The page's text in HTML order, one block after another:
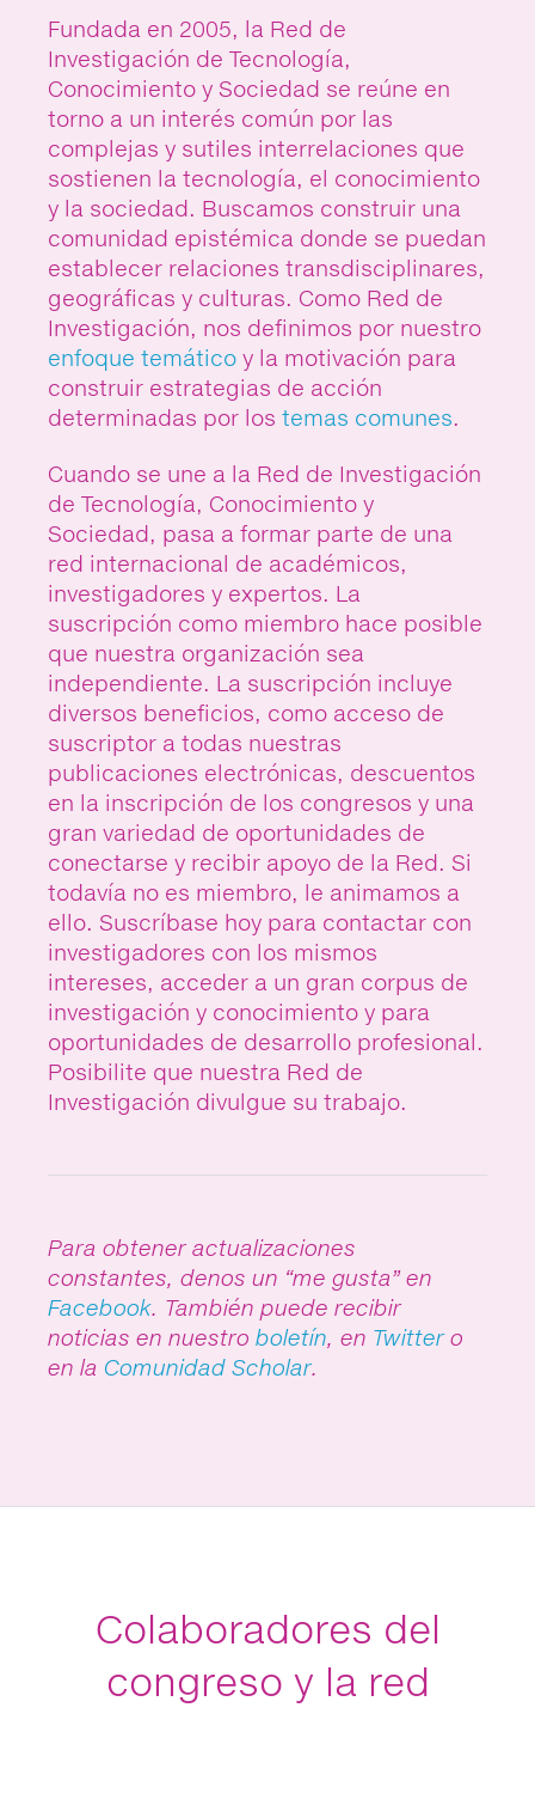
Fundada en 2005, la Red de
Investigación de Tecnología,
Conocimiento y Sociedad se reúne en
torno a un interés común por las
complejas y sutiles interrelaciones que
sostienen la tecnología, el conocimiento
y la sociedad. Buscamos construir una
comunidad epistémica donde se puedan
establecer relaciones transdisciplinares,
geográficas y culturas. Como Red de
Investigación, nos definimos por nuestro
enfoque temático y la motivación para
construir estrategias de acción
determinadas por los temas comunes.
Cuando se une a la Red de Investigación
de Tecnología, Conocimiento y
Sociedad, pasa a formar parte de una
red internacional de académicos,
investigadores y expertos. La
suscripción como miembro hace posible
que nuestra organización sea
independiente. La suscripción incluye
diversos beneficios, como acceso de
suscriptor a todas nuestras
publicaciones electrónicas, descuentos
en la inscripción de los congresos y una
gran variedad de oportunidades de
conectarse y recibir apoyo de la Red. Si
todavía no es miembro, le animamos a
ello. Suscríbase hoy para contactar con
investigadores con los mismos
intereses, acceder a un gran corpus de
investigación y conocimiento y para
oportunidades de desarrollo profesional.
Posibilite que nuestra Red de
Investigación divulgue su trabajo.
Para obtener actualizaciones
constantes, denos un “me gusta” en
Facebook. También puede recibir
noticias en nuestro boletín, en Twittero
en la Comunidad Scholar.
Colaboradores del
congreso y la red